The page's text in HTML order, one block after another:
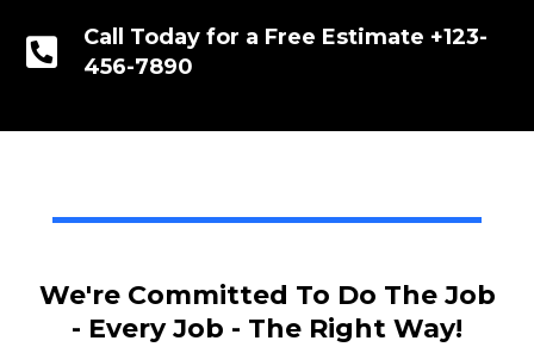
Call Today for a Free Estimate +123-
456-7890
We're Committed To Do The Job
- Every Job - The Right Way!